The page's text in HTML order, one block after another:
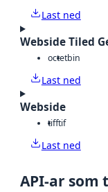
Last ned
Webside Tiled
octetbin
Last ned
Webside
tifftif
Last ned
API-ar